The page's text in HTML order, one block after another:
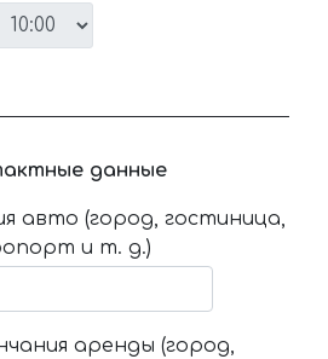
данные
авто (город, гостиница,
и т. д.)
аренды (город,